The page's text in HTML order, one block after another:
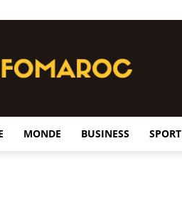
MONDE BUSINESS SPORT